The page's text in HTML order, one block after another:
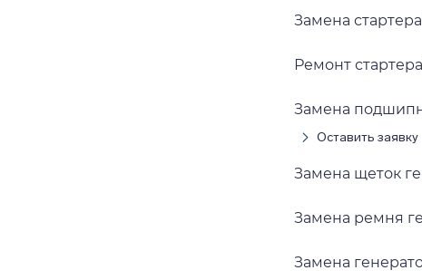
Замена
Ремонт
Замена
Оставить заявку
Замена щеток
Замена ремня
Замена